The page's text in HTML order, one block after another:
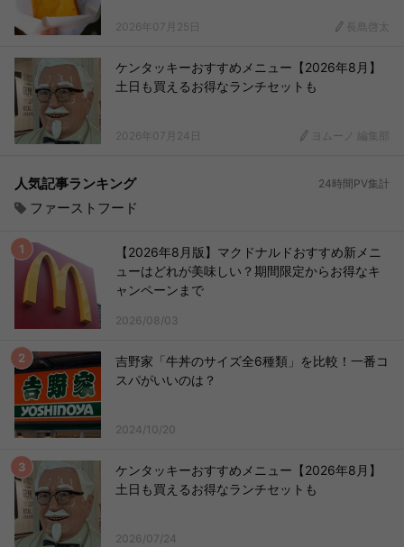
2026年07月25日 長島啓太
ケンタッキーおすすめメニュー【2026年8月】
土日も買えるお得なランチセットも
2026年07月24日 ヨムーノ 編集部
人気記事ランキング 24時間PV集計
ファーストフード
【2026年8月版】マクドナルドおすすめ新メニ
ューはどれが美味しい？期間限定からお得なキ
ャンペーンまで
2026/08/03
吉野家「牛丼のサイズ全6種類」を比較！一番コ
スパがいいのは？
2024/10/20
ケンタッキーおすすめメニュー【2026年8月】
土日も買えるお得なランチセットも
2026/07/24